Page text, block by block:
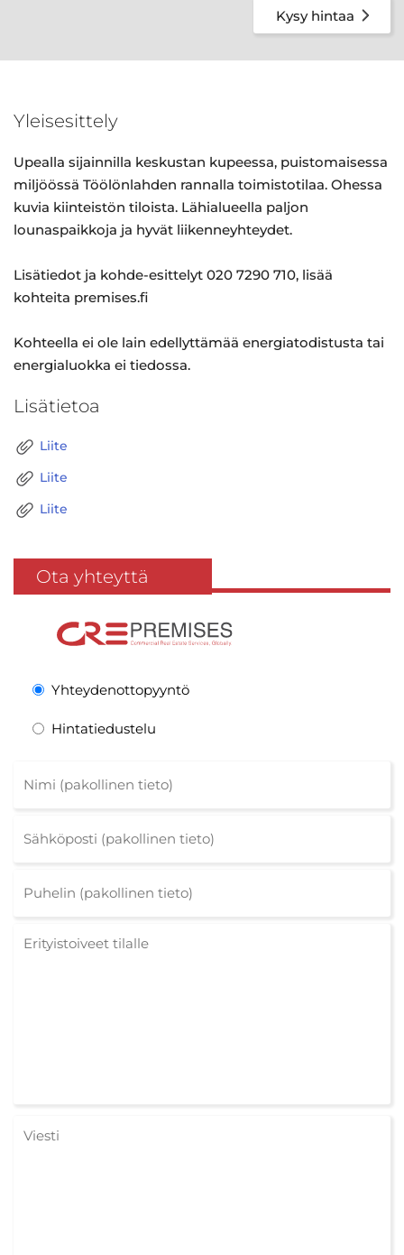
Kysy hintaa
Yleisesittely
Upealla sijainnilla keskustan kupeessa, puistomaisessa
miljöössä Töölönlahden rannalla toimistotilaa. Ohessa
kuvia kiinteistön tiloista. Lähialueella paljon
lounaspaikkoja ja hyvät liikenneyhteydet.
Lisätiedot ja kohde-esittelyt 020 7290 710, lisää
kohteita premises.fi
Kohteella ei ole lain edellyttämää energiatodistusta tai
energialuokka ei tiedossa.
Lisätietoa
Liite
Liite
Liite
Ota yhteyttä
Yhteydenottopyyntö
Hintatiedustelu